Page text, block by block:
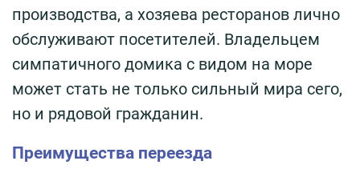
производства, а хозяева ресторанов лично
обслуживают посетителей. Владельцем
симпатичного домика с видом на море
может стать не только сильный мира сего,
но и рядовой гражданин.
Преимущества переезда